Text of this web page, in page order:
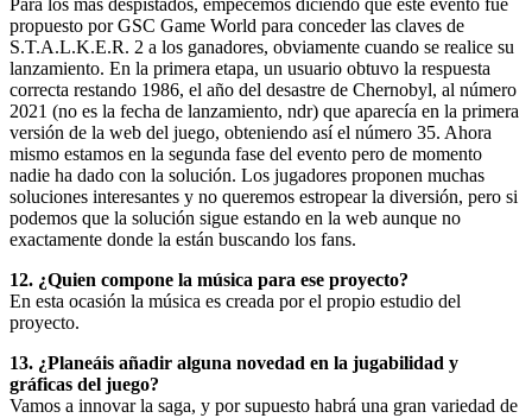
Para los más despistados, empecemos diciendo que este evento fue
propuesto por GSC Game World para conceder las claves de
S.T.A.L.K.E.R. 2 a los ganadores, obviamente cuando se realice su
lanzamiento. En la primera etapa, un usuario obtuvo la respuesta
correcta restando 1986, el año del desastre de Chernobyl, al número
2021 (no es la fecha de lanzamiento, ndr) que aparecía en la primera
versión de la web del juego, obteniendo así el número 35. Ahora
mismo estamos en la segunda fase del evento pero de momento
nadie ha dado con la solución. Los jugadores proponen muchas
soluciones interesantes y no queremos estropear la diversión, pero si
podemos que la solución sigue estando en la web aunque no
exactamente donde la están buscando los fans.
12. ¿Quien compone la música para ese proyecto?
En esta ocasión la música es creada por el propio estudio del
proyecto.
13. ¿Planeáis añadir alguna novedad en la jugabilidad y
gráficas del juego?
Vamos a innovar la saga, y por supuesto habrá una gran variedad de